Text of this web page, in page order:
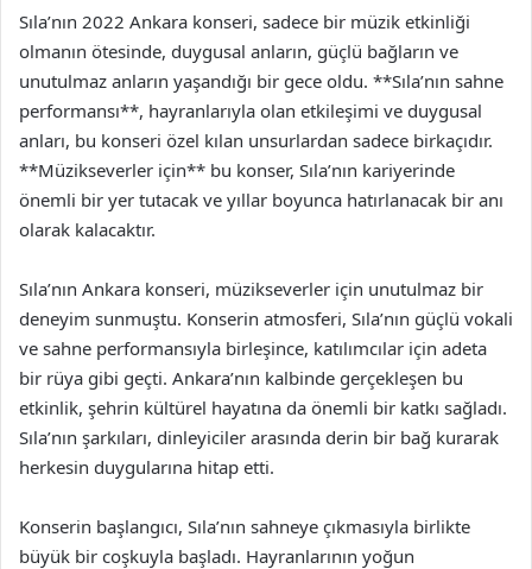
Sıla’nın 2022 Ankara konseri, sadece bir müzik etkinliği
olmanın ötesinde, duygusal anların, güçlü bağların ve
unutulmaz anların yaşandığı bir gece oldu. **Sıla’nın sahne
performansı**, hayranlarıyla olan etkileşimi ve duygusal
anları, bu konseri özel kılan unsurlardan sadece birkaçıdır.
**Müzikseverler için** bu konser, Sıla’nın kariyerinde
önemli bir yer tutacak ve yıllar boyunca hatırlanacak bir anı
olarak kalacaktır.
Sıla’nın Ankara konseri, müzikseverler için unutulmaz bir
deneyim sunmuştu. Konserin atmosferi, Sıla’nın güçlü vokali
ve sahne performansıyla birleşince, katılımcılar için adeta
bir rüya gibi geçti. Ankara’nın kalbinde gerçekleşen bu
etkinlik, şehrin kültürel hayatına da önemli bir katkı sağladı.
Sıla’nın şarkıları, dinleyiciler arasında derin bir bağ kurarak
herkesin duygularına hitap etti.
Konserin başlangıcı, Sıla’nın sahneye çıkmasıyla birlikte
büyük bir coşkuyla başladı. Hayranlarının yoğun